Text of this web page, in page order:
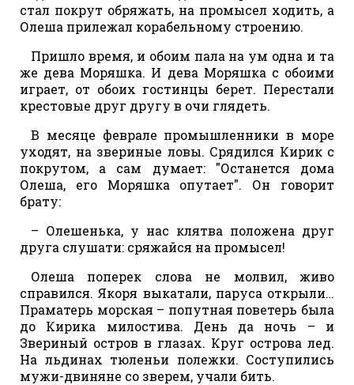
стал покрут обряжать, на промысел ходить, а
Олеша прилежал корабельному строению.
Пришло время, и обоим пала на ум одна и та
же дева Моряшка. И дева Моряшка с обоими
играет, от обоих гостинцы берет. Перестали
крестовые друг другу в очи глядеть.
В месяце феврале промышленники в море
уходят, на звериные ловы. Срядился Кирик с
покрутом, а сам думает: "Останется дома
Олеша, его Моряшка опутает". Он говорит
брату:
– Олешенька, у нас клятва положена друг
друга слушати: сряжайся на промысел!
Олеша поперек слова не молвил, живо
справился. Якоря выкатали, паруса открыли…
Праматерь морская – попутная поветерь была
до Кирика милостива. День да ночь – и
Звериный остров в глазах. Круг острова лед.
На льдинах тюленьи полежки. Соступились
мужи-двиняне со зверем, учали бить.